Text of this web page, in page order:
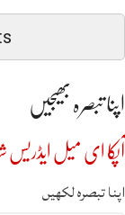
اپنا تبصرہ بھیجیں
آپکا ای میل ایڈریس
اپنا تبصرہ لکھیں